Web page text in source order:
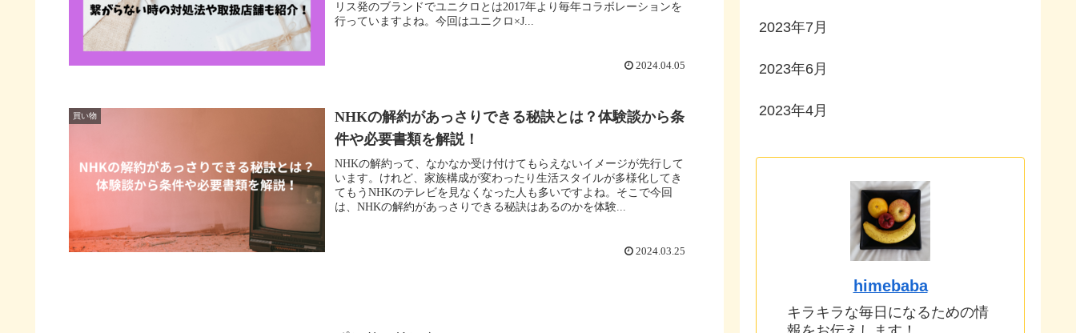
リス発のブランドでユニクロとは2017年より毎年コラボレーションを
行っていますよね。今回はユニクロ×J...
2024.04.05
買い物
NHKの解約があっさりできる秘訣とは？体験談から条
件や必要書類を解説！
NHKの解約って、なかなか受け付けてもらえないイメージが先行して
います。けれど、家族構成が変わったり生活スタイルが多様化してき
てもうNHKのテレビを見なくなった人も多いですよね。そこで今回
は、NHKの解約があっさりできる秘訣はあるのかを体験...
2024.03.25
2023年7月
2023年6月
2023年4月
himebaba
キラキラな毎日になるための情